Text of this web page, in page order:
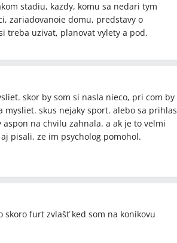
(inseminácia, IVF/ICSI)?
neúspešnými insemináciami a následným
neúspechoch a vyšetreniach
snažení o dieťa?
psychológ, a jedna spomenula
zlepšenia psychiky pred otehotnením.
sa nedarí?
(spermie zanesené na
zhoršenej kvality spermií ako dôvod
v téme?
s prácou v Bratislave pri Račianskom
a zlepšením bolesti vaječníka,
stadiu, kazdy, komu sa nedari tym
zariadovanoie domu, predstavy o
treba uzivat, planovat vylety a pod.
skor by som si nasla nieco, pri com by
skus nejaky sport. alebo sa prihlas
na chvilu zahnala. a ak je to velmi
pisali, ze im psycholog pomohol.
furt zvlašť ked som na konikovu